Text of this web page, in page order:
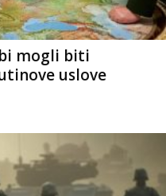
mogli biti
uslove